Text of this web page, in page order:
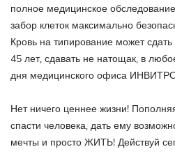
полное медицинское
забор клеток максимально
Кровь на типирование может
45 лет, сдавать не натощак, в
дня медицинского офиса
Нет ничего ценнее жизни!
спасти человека, дать ему
мечты и просто ЖИТЬ! Действуй